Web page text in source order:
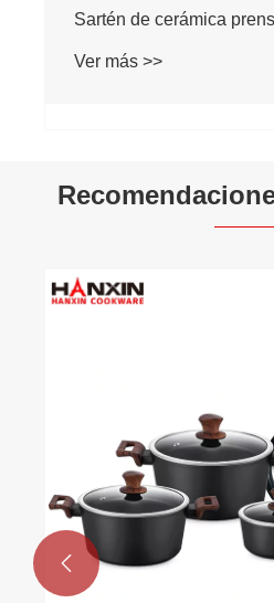
Sartén de cerámica
Ver más >>
